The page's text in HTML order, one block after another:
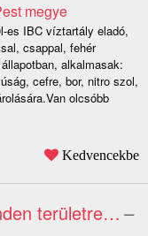
megye
es IBC víztartály eladó,
csappal, fehér
alkalmasak:
cefre, bor, nitro szol,
olcsóbb
Kedvencekbe
területre… –